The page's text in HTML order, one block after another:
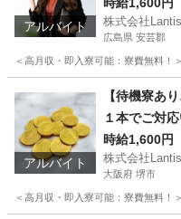
アルバイト 株式会社Lantis
広島県 安芸郡
＜高月収・即入寮可能：寮費無料
工場 時給
アルバイト
【待機寮あ
１本でご対
時給1,600円
株式会社Lantis
大阪府 堺市
＜高月収・即入寮可能：寮費無料